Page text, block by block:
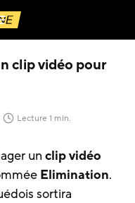
Menu
clip vidéo pour
le)Lecture 1 min.
un clip vidéo
Elimination.
sortira